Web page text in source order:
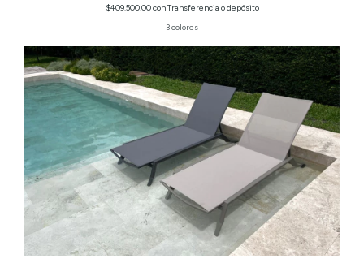
$409.500,00conTransferencia o depósito
3 colores